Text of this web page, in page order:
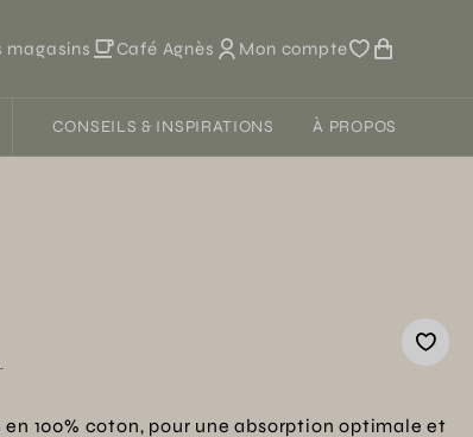
magasins Café Agnès Mon compte
CONSEILS & INSPIRATIONS À PROPOS
100% coton, pour une absorption optimale et